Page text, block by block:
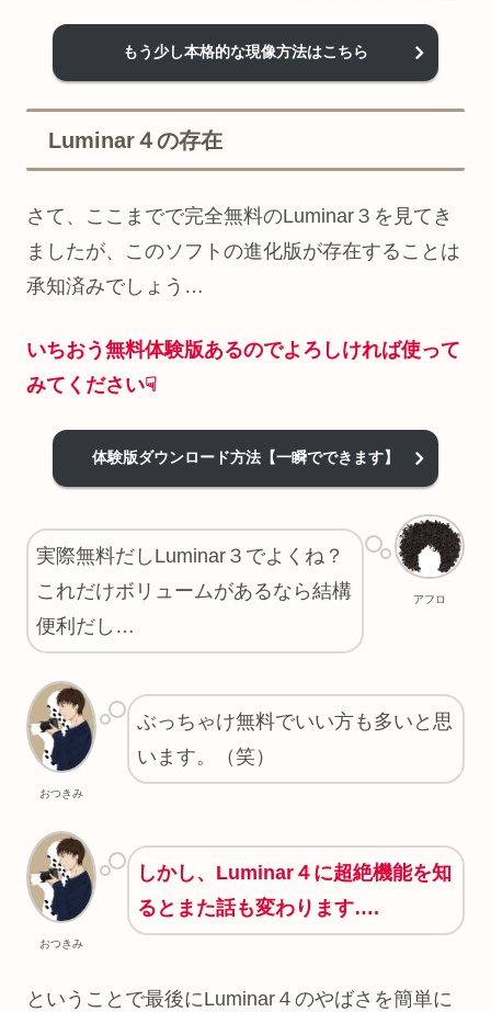
もう少し本格的な現像方法はこちら
Luminar４の存在
さて、ここまでで完全無料のLuminar３を見てき
ましたが、このソフトの進化版が存在することは
承知済みでしょう…
いちおう無料体験版あるのでよろしければ使って
みてください☟
体験版ダウンロード方法【一瞬でできます】
アフロ
実際無料だしLuminar３でよくね？
これだけボリュームがあるなら結構
便利だし…
おつきみ
ぶっちゃけ無料でいい方も多いと思
います。（笑）
おつきみ
しかし、Luminar４に超絶機能を知
るとまた話も変わります….
ということで最後にLuminar４のやばさを簡単に